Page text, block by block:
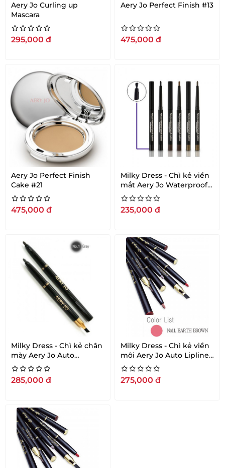
Aery Jo Curling up
Mascara
295,000 đ
Aery Jo Perfect Finish #13
475,000 đ
Aery Jo Perfect Finish
Cake #21
475,000 đ
Milky Dress - Chì kẻ viền
mắt Aery Jo Waterproof
Pencil Eyeline (đen)
235,000 đ
Milky Dress - Chì kẻ chân
mày Aery Jo Auto
Eyebrow - Grey
285,000 đ
Milky Dress - Chì kẻ viền
môi Aery Jo Auto Lipliner
- #No11 - Earth Brown
275,000 đ